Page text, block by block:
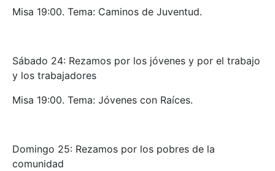
Misa 19:00. Tema: Caminos de Juventud.
Sábado 24: Rezamos por los jóvenes y por el trabajo
y los trabajadores
Misa 19:00. Tema: Jóvenes con Raíces.
Domingo 25: Rezamos por los pobres de la
comunidad